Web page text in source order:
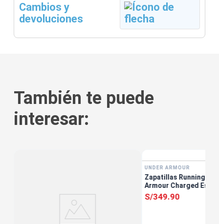
Cambios y
devoluciones
También te puede
interesar:
UNDER ARMOUR
Zapatillas Running
Armour Charged
S/349.90